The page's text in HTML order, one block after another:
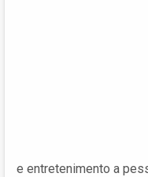
e entretenimento a